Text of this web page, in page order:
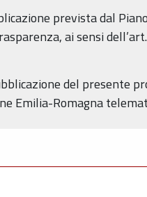
prevista dal
ai sensi
del presente
Emilia-Romagna